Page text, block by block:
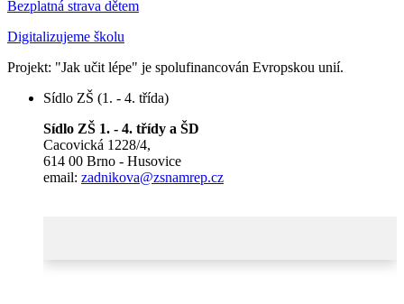
Bezplatná strava dětem
Digitalizujeme školu
Projekt: "Jak učit lépe" je spolufinancován Evropskou unií.
Sídlo ZŠ (1. - 4. třída)
Sídlo ZŠ 1. - 4. třídy a ŠD
Cacovická 1228/4,
614 00 Brno - Husovice
email: zadnikova@zsnamrep.cz